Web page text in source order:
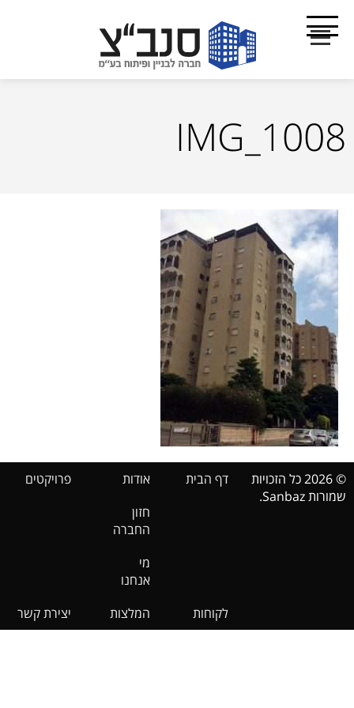
IMG_1008
© 2026 כל הזכויות
שמורות Sanbaz.
דף הבית
אודות
חזון
החברה
מי
אנחנו
פרויקטים
לקוחות המלצות יצירת קשר